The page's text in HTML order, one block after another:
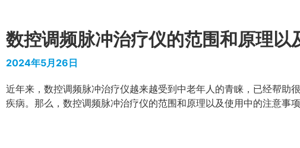
数控调频脉冲治疗仪的范围和原理以
2024年5月26日
近年来，数控调频脉冲治疗仪越来越受到中老年人的青睐，已经帮助
疾病。那么，数控调频脉冲治疗仪的范围和原理以及使用中的注意事